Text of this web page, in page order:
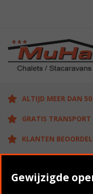
ALTIJD MEER DAN
GRATIS
KLANTEN
Home/ Aanbod / Serena
Gewijzigde